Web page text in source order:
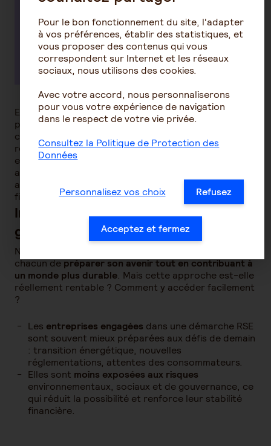
Uneépargne responsableet engagée avec
4 fonds labellisés ISR et solidaires.
Des garanties inclusespour les TNS, comme
la prise en charge des cotisations en cas
d'invalidité par accident.
En résumé : avec son offre ISR et ses solutions de
prévoyance intégrées, AG2R LA MONDIALE s'impose
comme un acteur de référence de l'épargne
responsable. Chaque client a la possibilité d'investir
en toute confiance dans des supports éthiques
adaptés à ses besoins, tout en bénéficiant d'un
accompagnement expert pour sécuriser son avenir
financier.
Investir responsable : un choix
gagnant pour vous et pour tous
Nous avons conçu des solutions qui permettent à
chacun depréparer son avenir tout en contribuant à
un monde plus durable. Mais cette approche est-elle
réellement rentable ? Comment y accéder facilement
?
Les entreprises engagées dans une démarche RSE
sont souvent mieux préparées aux défis de demain
: transition énergétique, nouvelles
réglementations, attentes des consommateurs.
Elles sont moins exposées aux risques
environnementaux, sociaux et de gouvernance, ce
qui réduit la possibilité et renforce leur stabilité
financière.
Pour le bon fonctionnement du site, l'adapter
à vos préférences, établir des statistiques, et
vous proposer des contenus qui vous
correspondent sur Internet et les réseaux
sociaux, nous utilisons des cookies.
Avec votre accord, nous personnaliserons
pour vous votre expérience de navigation
dans le respect de votre vie privée.
Consultez la Politique de Protection des
Données
Personnalisez vos choix Refusez
Acceptez et fermez